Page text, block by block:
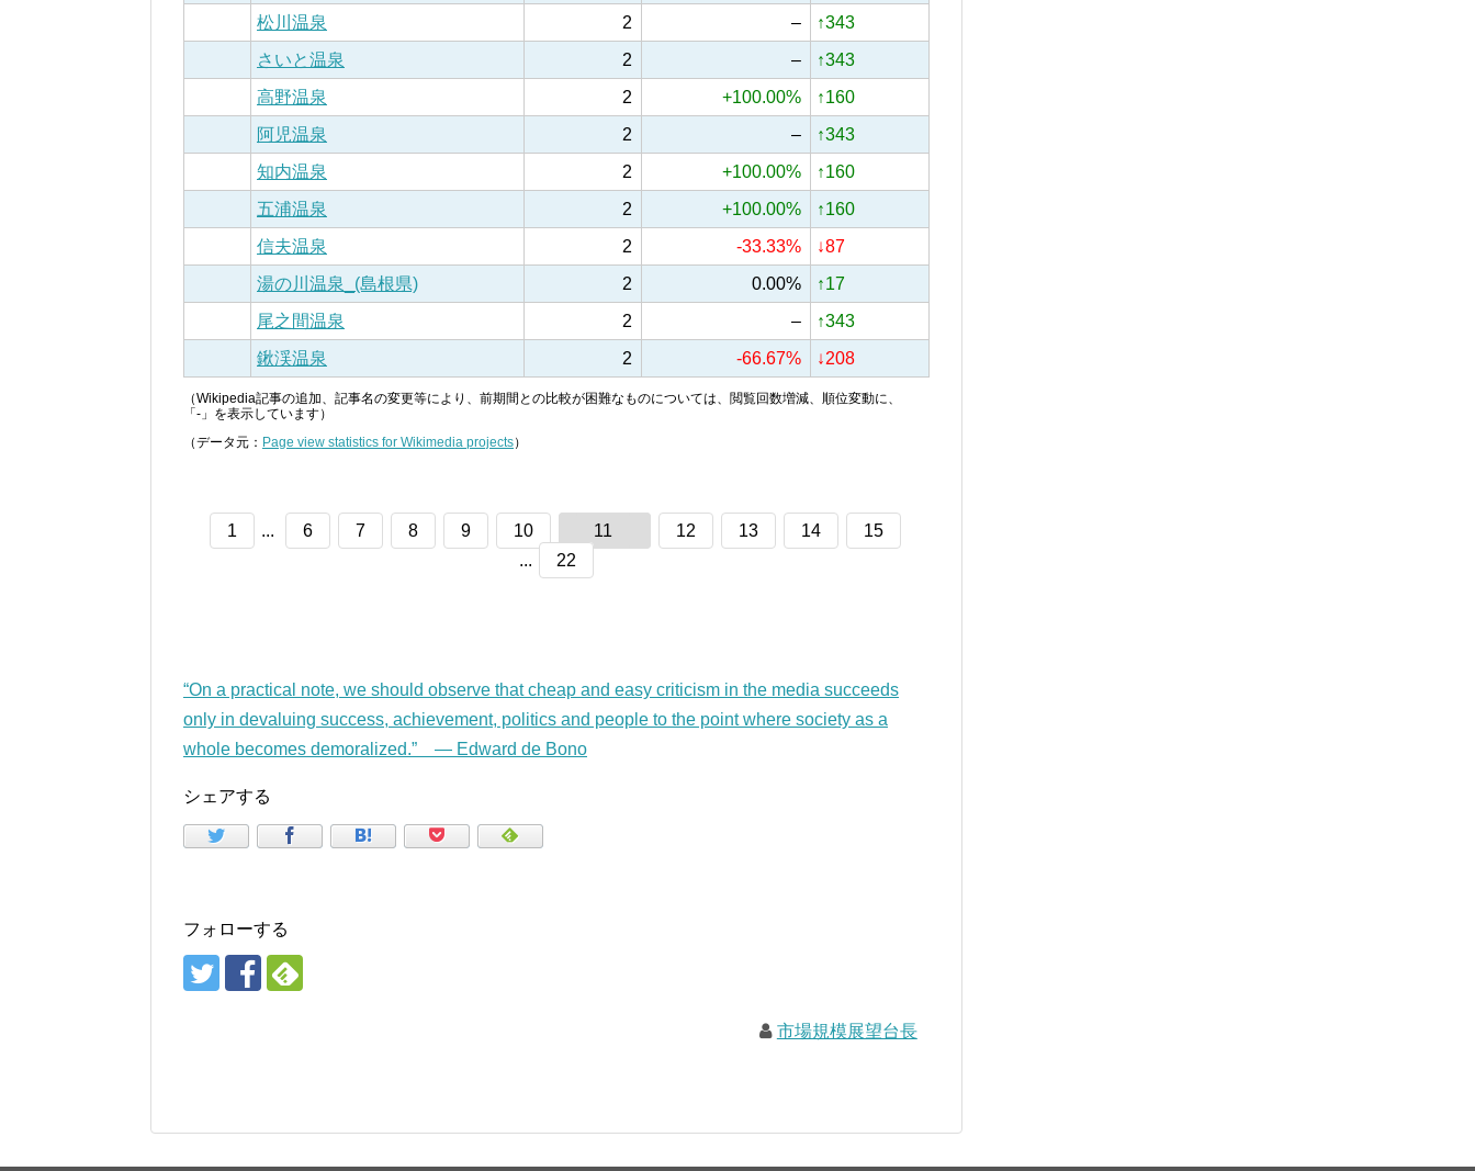
松川温泉
2 –
↑343
さいと温泉
2 –
↑343
高野温泉
2 +100.00%
↑160
阿児温泉
2 –
↑343
知内温泉
2 +100.00%
↑160
五浦温泉
2 +100.00%
↑160
信夫温泉
2 -33.33%
↓87
湯の川温泉_(島根県)
2 0.00%
↑17
尾之間温泉
2 –
↑343
鍬渓温泉
2 -66.67% ↓208
（Wikipedia記事の追加、記事名の変更等により、前期間との比較が困難なものについては、閲覧回数増減、順位変動に、
「-」を表示しています）
（データ元： Page view statistics for Wikimedia projects）
1 ... 6 7 8 9 10 11 12 13 14
15
...
22
“On a practical note, we should observe that cheap and easy criticism in the media succeeds
only in devaluing success, achievement, politics and people to the point where society as a
whole becomes demoralized.” — Edward de Bono
シェアする
フォローする
市場規模展望台長